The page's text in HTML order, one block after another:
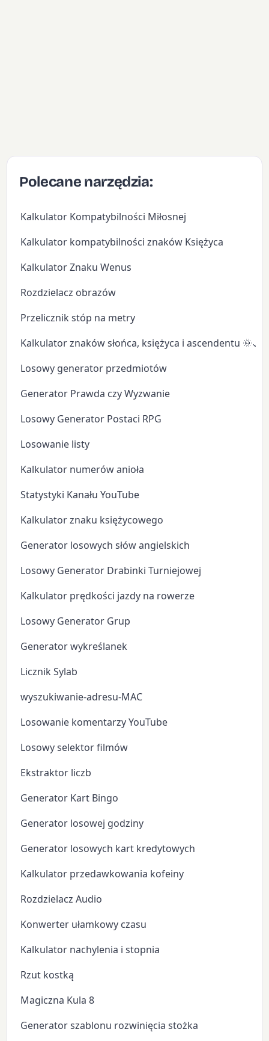
Polecane narzędzia:
Kalkulator Kompatybilności Miłosnej
Kalkulator kompatybilności znaków Księżyca
Kalkulator Znaku Wenus
Rozdzielacz obrazów
Przelicznik stóp na metry
Kalkulator znaków słońca, księżyca i ascendentu
Losowy generator przedmiotów
Generator Prawda czy Wyzwanie
Losowy Generator Postaci RPG
Losowanie listy
Kalkulator numerów anioła
Statystyki Kanału YouTube
Kalkulator znaku księżycowego
Generator losowych słów angielskich
Losowy Generator Drabinki Turniejowej
Kalkulator prędkości jazdy na rowerze
Losowy Generator Grup
Generator wykreślanek
Licznik Sylab
wyszukiwanie-adresu-MAC
Losowanie komentarzy YouTube
Losowy selektor filmów
Ekstraktor liczb
Generator Kart Bingo
Generator losowej godziny
Generator losowych kart kredytowych
Kalkulator przedawkowania kofeiny
Rozdzielacz Audio
Konwerter ułamkowy czasu
Kalkulator nachylenia i stopnia
Rzut kostką
Magiczna Kula 8
Generator szablonu rozwinięcia stożka